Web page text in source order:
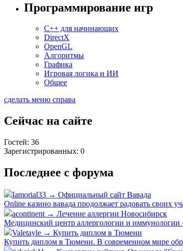
Программирование игр
C++ для начинающих
DirectX
OpenGL
Алгоритмы
Графика
Игровая логика и ИИ
Общее
сделать меню справа
Сейчас на сайте
Гостей: 36
Зарегистрированных: 0
Последнее с форума
Iamorial33 → Официальный сайт Вавада
Online казино вавада продолжает радовать своих
acontinent → Лечение аллергии Новосибирск
Медицинский центр аллергологии и
Valetayle → Купить диплом в Тюмени
Купить диплом в Тюмени. В современном мире